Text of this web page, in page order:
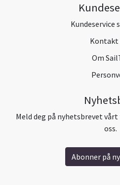
Kundeservice
Kontakt
Om
Meld deg på nyhetsbrevet
oss.
Abonner på